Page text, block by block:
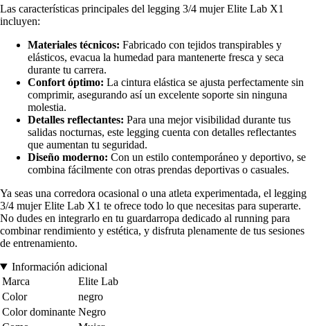
Las características principales del legging 3/4 mujer Elite Lab X1
incluyen:
Materiales técnicos: Fabricado con tejidos transpirables y
elásticos, evacua la humedad para mantenerte fresca y seca
durante tu carrera.
Confort óptimo: La cintura elástica se ajusta perfectamente sin
comprimir, asegurando así un excelente soporte sin ninguna
molestia.
Detalles reflectantes: Para una mejor visibilidad durante tus
salidas nocturnas, este legging cuenta con detalles reflectantes
que aumentan tu seguridad.
Diseño moderno: Con un estilo contemporáneo y deportivo, se
combina fácilmente con otras prendas deportivas o casuales.
Ya seas una corredora ocasional o una atleta experimentada, el legging
3/4 mujer Elite Lab X1 te ofrece todo lo que necesitas para superarte.
No dudes en integrarlo en tu guardarropa dedicado al running para
combinar rendimiento y estética, y disfruta plenamente de tus sesiones
de entrenamiento.
Información adicional
Marca
Elite Lab
Color
negro
Color dominante Negro